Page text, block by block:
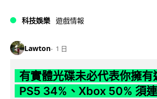
科技娛樂 遊戲情報
Lawton 1 日
有實體光碟未必代表你擁有
PS5 34%、Xbox 50% 須